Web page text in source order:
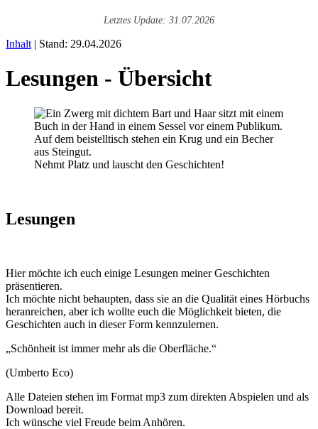
Letztes Update: 31.07.2026
Inhalt | Stand: 29.04.2026
Lesungen - Übersicht
Nehmt Platz und lauscht den Geschichten!
Lesungen
Hier möchte ich euch einige Lesungen meiner Geschichten
präsentieren.
Ich möchte nicht behaupten, dass sie an die Qualität eines Hörbuchs
heranreichen, aber ich wollte euch die Möglichkeit bieten, die
Geschichten auch in dieser Form kennzulernen.
„Schönheit ist immer mehr als die Oberfläche.“
(Umberto Eco)
Alle Dateien stehen im Format mp3 zum direkten Abspielen und als
Download bereit.
Ich wünsche viel Freude beim Anhören.